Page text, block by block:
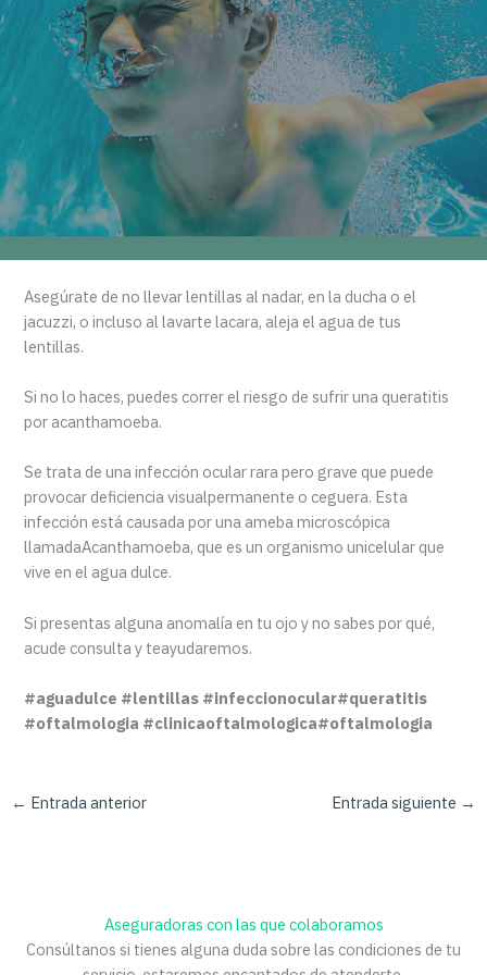
Asegúrate de no llevar lentillas al nadar, en la ducha o el
jacuzzi, o incluso al lavarte lacara, aleja el agua de tus
lentillas.
Si no lo haces, puedes correr el riesgo de sufrir una queratitis
por acanthamoeba.
Se trata de una infección ocular rara pero grave que puede
provocar deficiencia visualpermanente o ceguera. Esta
infección está causada por una ameba microscópica
llamadaAcanthamoeba, que es un organismo unicelular que
vive en el agua dulce.
Si presentas alguna anomalía en tu ojo y no sabes por qué,
acude consulta y teayudaremos.
#aguadulce #lentillas #infeccionocular#queratitis
#oftalmologia #clinicaoftalmologica#oftalmologia
← Entrada anterior Entrada siguiente →
Aseguradoras con las que colaboramos
Consúltanos si tienes alguna duda sobre las condiciones de tu